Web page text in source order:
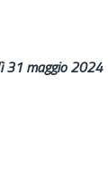
31 maggio 2024